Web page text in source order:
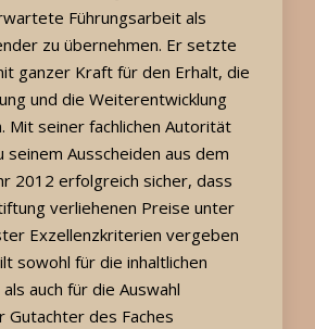
Führungsarbeit als
zu übernehmen. Er setzte
ganzer Kraft für den Erhalt, die
und die Weiterentwicklung
Mit seiner fachlichen Autorität
Ausscheiden aus dem
2012 erfolgreich sicher, dass
verliehenen Preise unter
Exzellenzkriterien vergeben
sowohl für die inhaltlichen
auch für die Auswahl
Gutachter des Faches